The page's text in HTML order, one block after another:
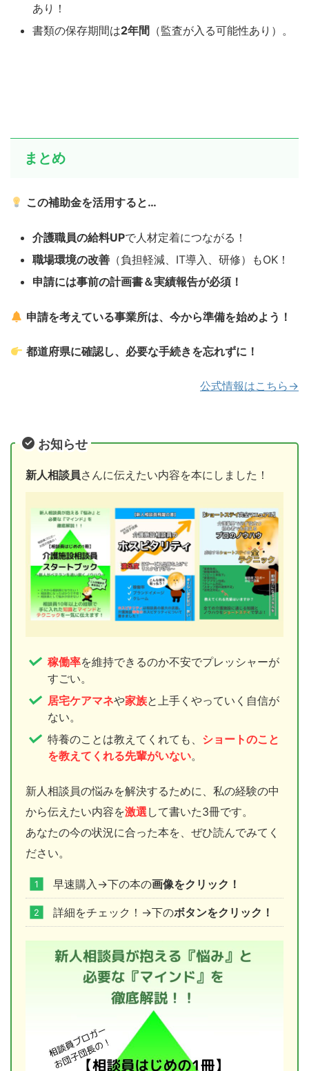
あり！
書類の保存期間は2年間 （監査が入る可能性あり）。
まとめ
この補助金を活用すると…
介護職員の給料UPで人材定着につながる！
職場環境の改善 （負担軽減、IT導入、研修）もOK！
申請には事前の計画書＆実績報告が必須！
申請を考えている事業所は、今から準備を始めよう！
都道府県に確認し、必要な手続きを忘れずに！
公式情報はこちら→
お知らせ
新人相談員さんに伝えたい内容を本にしました！
稼働率を維持できるのか不安でプレッシャーが
すごい。
居宅ケアマネや家族と上手くやっていく自信が
ない。
特養のことは教えてくれても、 ショートのこと
を教えてくれる先輩がいない。
新人相談員の悩みを解決するために、私の経験の中
から伝えたい内容を激選して書いた3冊です。
あなたの今の状況に合った本を、ぜひ読んでみてく
ださい。
早速購入→下の本の画像をクリック！
詳細をチェック！→下のボタンをクリック！